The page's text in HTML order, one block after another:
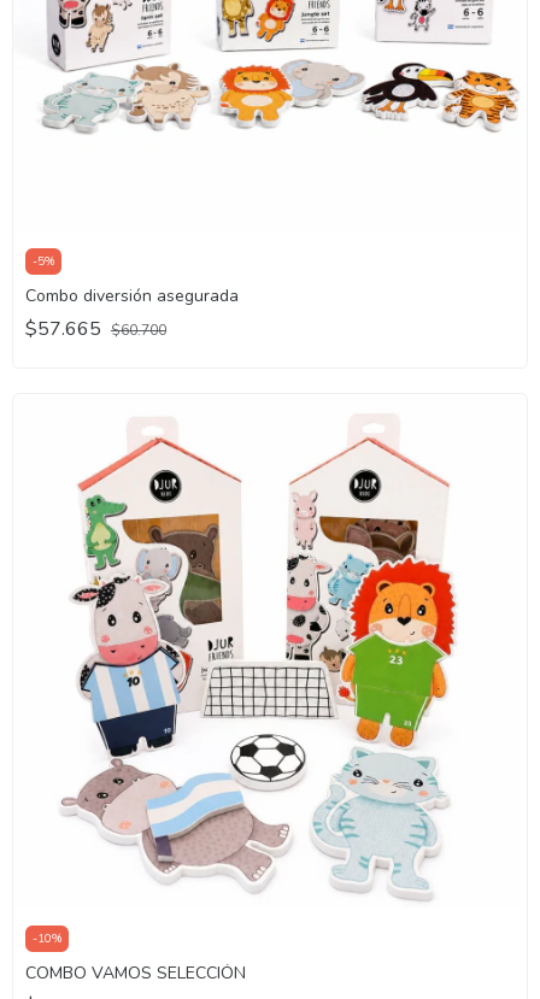
-5%
Combo diversión asegurada
$57.665 $60.700
-10%
COMBO VAMOS SELECCIÓN